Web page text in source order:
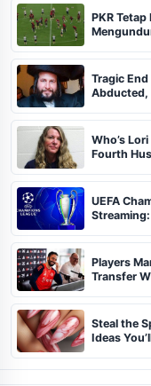
PKR
Tragic
Abducted,
Who’s
Fourth
UEFA
Players
Transfer
Steal the
Ideas